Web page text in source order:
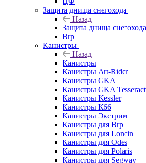
Защита днища снегохода
Назад
Защита днища снегохода
Brp
Канистры
Назад
Канистры
Канистры Art-Rider
Канистры GKA
Канистры GKA Tesseract
Канистры Kessler
Канистры К66
Канистры Экстрим
Канистры для Brp
Канистры для Loncin
Канистры для Odes
Канистры для Polaris
Канистры для Segway